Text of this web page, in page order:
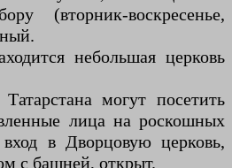
(вторник-воскресенье,
небольшая церковь
могут посетить
лица на роскошных
в Дворцовую церковь,
с башней, открыт.